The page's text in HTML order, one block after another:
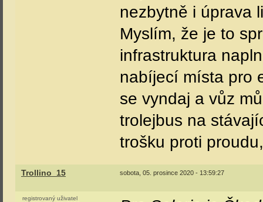
nezbytně i úprava
Myslím, že je to
infrastruktura
nabíjecí místa pro
se vyndaj a vůz
trolejbus na
trošku proti
Trollino_15 sobota, 05. prosince 2020 - 13:59:27
registrovaný uživatel